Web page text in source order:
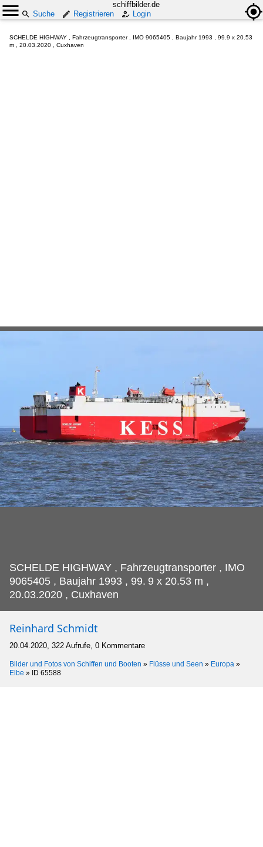
schiffbilder.de
Suche
Registrieren Login
SCHELDE HIGHWAY , Fahrzeugtransporter , IMO 9065405 , Baujahr 1993 , 99.9 x 20.53
m , 20.03.2020 , Cuxhaven
SCHELDE HIGHWAY , Fahrzeugtransporter , IMO
9065405 , Baujahr 1993 , 99. 9 x 20.53 m ,
20.03.2020 , Cuxhaven
Reinhard Schmidt
20.04.2020, 322 Aufrufe, 0 Kommentare
Bilder und Fotos von Schiffen und Booten » Flüsse und Seen » Europa »
Elbe » ID 65588